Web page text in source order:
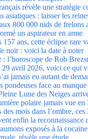
révèle une stratégie
asiatiques : laisser les
800 000 nids de frelons
un aspirateur en arme
157 ans, cette éclipse rare
noir : voici la date à noter
: l’horoscope de Rob
29 avril 2026, voici ce qui
jamais eu autant de
pondeuses face au
Lune des Neiges
polaire jamais vue en
des mois dans l’ombre,
enfin la reconnaissance
exposés à la
révèle une étude